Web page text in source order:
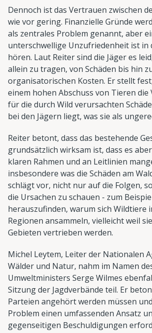
Dennoch ist das Vertrauen zwischen
wie vor gering. Finanzielle Gründe
als zentrales Problem genannt, aber
unterschwellige Unzufriedenheit ist in
hören. Laut Reiter sind die Jäger es
allein zu tragen, von Schäden bis hin
organisatorischen Kosten. Er stellt
einem hohen Abschuss von Tieren
für die durch Wild verursachten
bei den Jägern liegt, was sie als
Reiter betont, dass das bestehende
grundsätzlich wirksam ist, dass es
klaren Rahmen und an Leitlinien
insbesondere was die Schäden am
schlägt vor, nicht nur auf die Folgen,
die Ursachen zu schauen - zum
herauszufinden, warum sich Wildtiere
Regionen ansammeln, vielleicht weil
Gebieten vertrieben werden.
Michel Leytem, Leiter der Nationalen
Wälder und Natur, nahm im Namen
Umweltministers Serge Wilmes
Sitzung der Jagdverbände teil. Er
Parteien angehört werden müssen
Problem einen umfassenden Ansatz
gegenseitigen Beschuldigungen